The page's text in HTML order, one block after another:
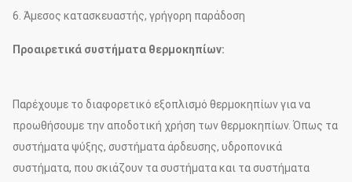
6. Άμεσος κατασκευαστής, γρήγορη παράδοση
Προαιρετικά συστήματα θερμοκηπίων:
Παρέχουμε το διαφορετικό εξοπλισμό θερμοκηπίων για να
προωθήσουμε την αποδοτική χρήση των θερμοκηπίων. Όπως τα
συστήματα ψύξης, συστήματα άρδευσης, υδροπονικά
συστήματα, που σκιάζουν τα συστήματα και τα συστήματα